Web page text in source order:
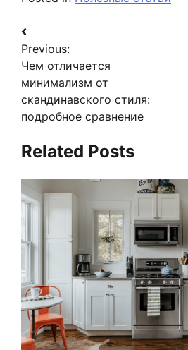
Навигация
по
записям
Previous:
Чем отличается
минимализм от
скандинавского стиля:
подробное сравнение
Related Posts